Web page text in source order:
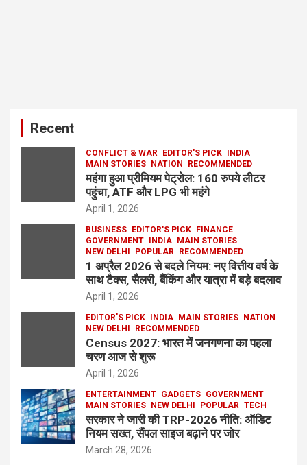
Recent
CONFLICT & WAR EDITOR'S PICK
INDIA
MAIN STORIES
NATION RECOMMENDED
महंगा हुआ प्रीमियम पेट्रोल: 160 रुपये लीटर
पहुंचा, ATF और LPG भी महंगे
April 1, 2026
BUSINESS EDITOR'S PICK
FINANCE
GOVERNMENT
INDIA
MAIN STORIES
NEW DELHI
POPULAR RECOMMENDED
1 अप्रैल 2026 से बदले नियम: नए वित्तीय वर्ष के
साथ टैक्स, सैलरी, बैंकिंग और यात्रा में बड़े बदलाव
April 1, 2026
EDITOR'S PICK INDIA MAIN STORIES
NATION
NEW DELHI
RECOMMENDED
Census 2027: भारत में जनगणना का पहला
चरण आज से शुरू
April 1, 2026
ENTERTAINMENT GADGETS GOVERNMENT
MAIN STORIES
NEW DELHI POPULAR TECH
सरकार ने जारी की TRP-2026 नीति: ऑडिट
नियम सख्त, सैंपल साइज बढ़ाने पर जोर
March 28, 2026